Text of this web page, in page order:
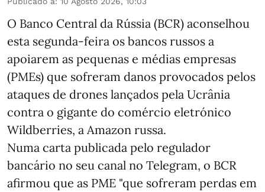
O Banco Central da Rússia (BCR) aconselhou
esta segunda-feira os bancos russos a
apoiarem as pequenas e médias empresas
(PMEs) que sofreram danos provocados pelos
ataques de drones lançados pela Ucrânia
contra o gigante do comércio eletrónico
Wildberries, a Amazon russa.
Numa carta publicada pelo regulador
bancário no seu canal no Telegram, o BCR
afirmou que as PME "que sofreram perdas em